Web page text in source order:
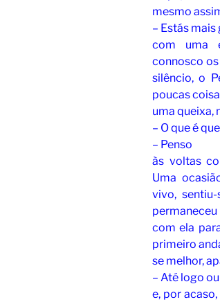
mesmo
– Estás
com uma
connosco
silêncio, o
poucas
uma queixa,
– O que é
– Penso
às voltas
Uma
vivo,
com ela
primeiro
se melhor,
– Até logo
e, por